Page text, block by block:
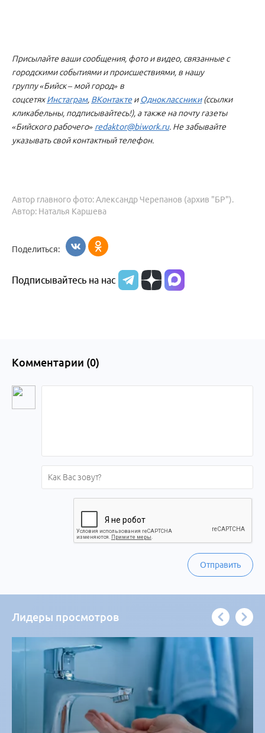
Присылайте ваши сообщения, фото и видео, связанные с
городскими событиями и происшествиями, в нашу
группу «Бийск – мой город» в
соцсетяхИнстаграм, ВКонтактеиОдноклассники(ссылки
кликабельны, подписывайтесь!), а также на почту газеты
«Бийского рабочего» redaktor@biwork.ru. Не забывайте
указывать свой контактный телефон.
Автор: Наталья Каршева
Автор главного фото: Александр Черепанов (архив "БР").
Поделиться:
Подписывайтесь на нас
Комментарии (0)
Отправить
Лидеры просмотров